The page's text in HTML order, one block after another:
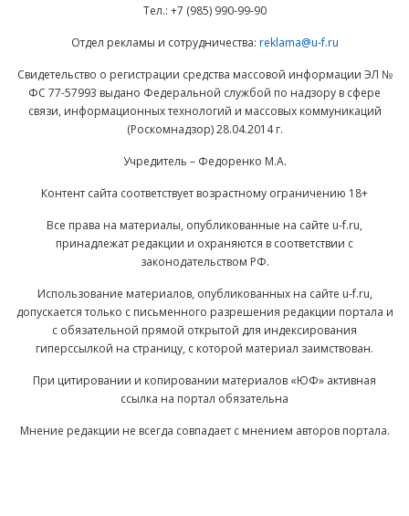
Тел.: +7 (985) 990-99-90
Отдел рекламы и сотрудничества: reklama@u-f.ru
Свидетельство о регистрации средства массовой информации ЭЛ №
ФС 77-57993 выдано Федеральной службой по надзору в сфере
связи, информационных технологий и массовых коммуникаций
(Роскомнадзор) 28.04.2014 г.
Учредитель – Федоренко М.А.
Контент сайта соответствует возрастному ограничению 18+
Все права на материалы, опубликованные на сайте u-f.ru,
принадлежат редакции и охраняются в соответствии с
законодательством РФ.
Использование материалов, опубликованных на сайте u-f.ru,
допускается только с письменного разрешения редакции портала и
с обязательной прямой открытой для индексирования
гиперссылкой на страницу, с которой материал заимствован.
При цитировании и копировании материалов «ЮФ» активная
ссылка на портал обязательна
Мнение редакции не всегда совпадает с мнением авторов портала.